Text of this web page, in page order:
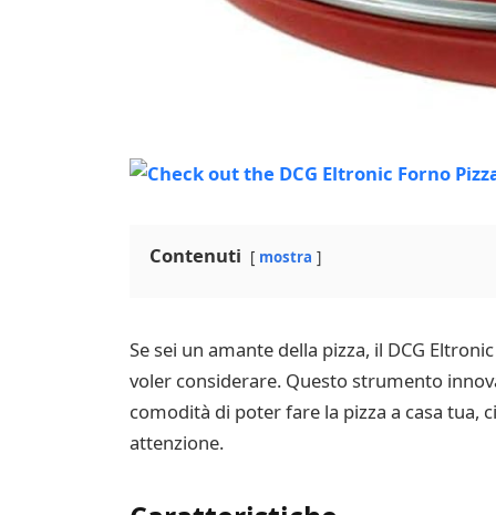
Contenuti mostra
Se sei un amante della pizza, il DCG
voler considerare. Questo strumento
comodità di poter fare la pizza a casa
attenzione.